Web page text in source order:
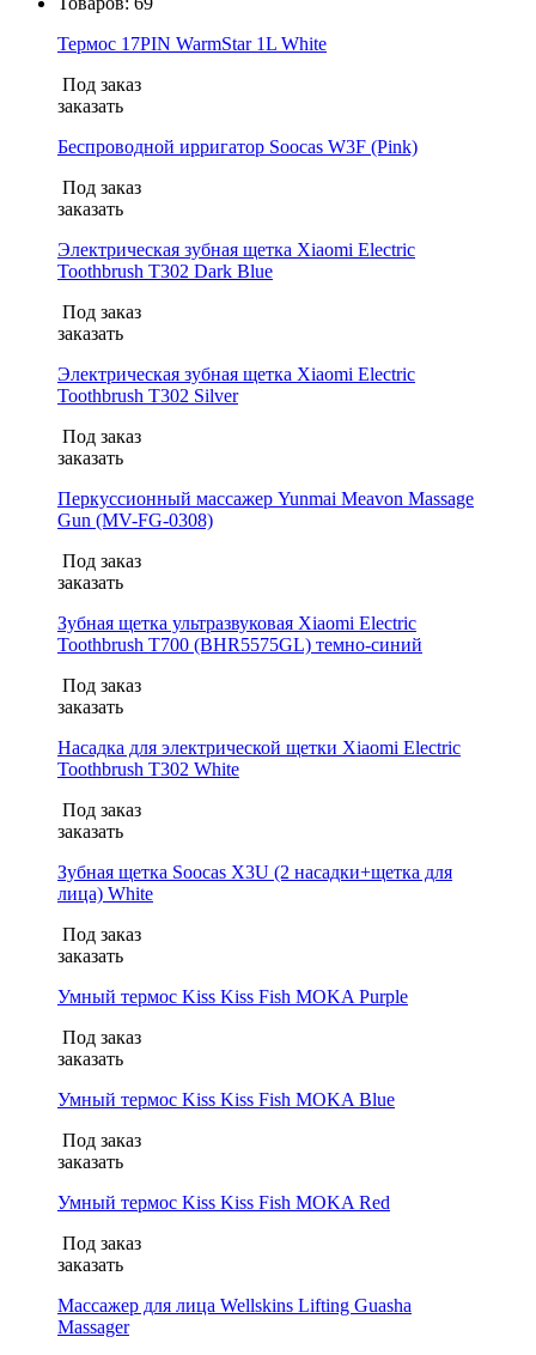
Термос 17PIN WarmStar 1L White
Под заказ
заказать
Беспроводной ирригатор Soocas W3F (Pink)
Под заказ
заказать
Электрическая зубная щетка Xiaomi Electric
Toothbrush T302 Dark Blue
Под заказ
заказать
Электрическая зубная щетка Xiaomi Electric
Toothbrush T302 Silver
Под заказ
заказать
Перкуссионный массажер Yunmai Meavon Massage
Gun (MV-FG-0308)
Под заказ
заказать
Зубная щетка ультразвуковая Xiaomi Electric
Toothbrush T700 (BHR5575GL) темно-синий
Под заказ
заказать
Насадка для электрической щетки Xiaomi Electric
Toothbrush T302 White
Под заказ
заказать
Зубная щетка Soocas X3U (2 насадки+щетка для
лица) White
Под заказ
заказать
Умный термос Kiss Kiss Fish MOKA Purple
Под заказ
заказать
Умный термос Kiss Kiss Fish MOKA Blue
Под заказ
заказать
Умный термос Kiss Kiss Fish MOKA Red
Под заказ
заказать
Массажер для лица Wellskins Lifting Guasha
Massager